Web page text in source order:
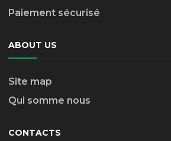
Paiement sécurisé
ABOUT US
Site map
Qui somme nous
CONTACTS